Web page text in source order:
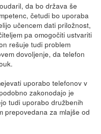
da bo država še
četudi bo uporaba
učencem dati priložnost,
pa omogočiti ustvariti
rešuje tudi problem
dovoljenje, da telefon
uporabo telefonov v
zakonodajo je
tudi uporabo družbenih
prepovedana za mlajše od